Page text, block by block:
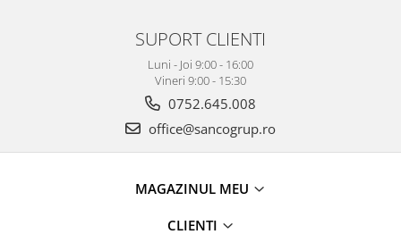
SUPORT CLIENTI
Luni - Joi 9:00 - 16:00
Vineri 9:00 - 15:30
0752.645.008
office@sancogrup.ro
MAGAZINUL MEU
CLIENTI